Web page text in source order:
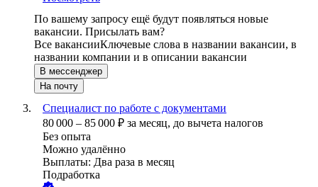
По вашему запросу ещё будут появляться новые
вакансии. Присылать вам?
Все вакансииКлючевые слова в названии вакансии, в
названии компании и в описании вакансии
В мессенджер
На почту
Специалист по работе с документами
80 000 – 85 000 ₽ за месяц, до вычета налогов
Без опыта
Можно удалённо
Выплаты: Два раза в месяц
Подработка